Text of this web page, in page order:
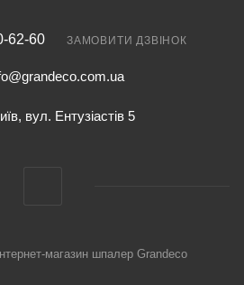
62-60 ЗАМОВИТИ ДЗВІНОК
вул. Ентузіастів 5
магазин шпалер Grandeco